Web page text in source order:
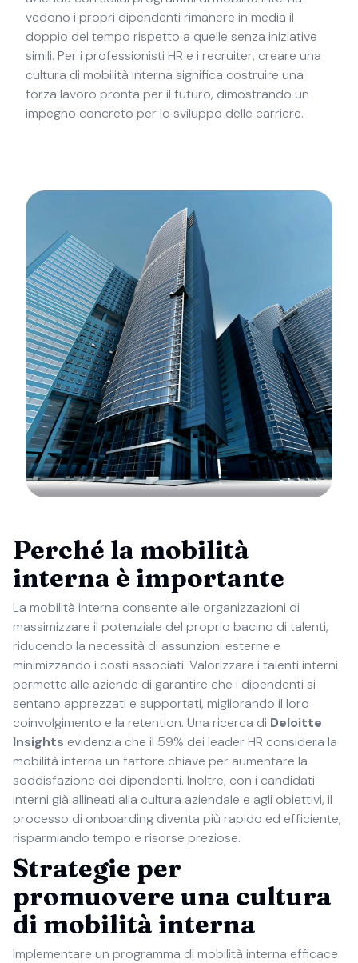
vedono i propri dipendenti rimanere in media il
doppio del tempo rispetto a quelle senza iniziative
simili. Per i professionisti HR e i recruiter, creare una
cultura di mobilità interna significa costruire una
forza lavoro pronta per il futuro, dimostrando un
impegno concreto per lo sviluppo delle carriere.
Perché la mobilità
interna è importante
La mobilità interna consente alle organizzazioni di
massimizzare il potenziale del proprio bacino di talenti,
riducendo la necessità di assunzioni esterne e
minimizzando i costi associati. Valorizzare i talenti interni
permette alle aziende di garantire che i dipendenti si
sentano apprezzati e supportati, migliorando il loro
coinvolgimento e la retention. Una ricerca di Deloitte
Insights evidenzia che il 59% dei leader HR considera la
mobilità interna un fattore chiave per aumentare la
soddisfazione dei dipendenti. Inoltre, con i candidati
interni già allineati alla cultura aziendale e agli obiettivi, il
processo di onboarding diventa più rapido ed efficiente,
risparmiando tempo e risorse preziose.
Strategie per
promuovere una cultura
di mobilità interna
Implementare un programma di mobilità interna efficace